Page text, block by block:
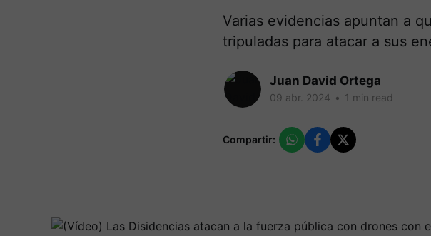
Varias evidencias apuntan a
tripuladas para atacar a sus
Juan David Ortega
09 abr. 2024 • 1 min read
Compartir: